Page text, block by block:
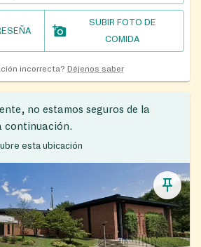
SUBIR FOTO DE
COMIDA
incorrecta? Déjenos saber
no estamos seguros de la
continuación.
esta ubicación